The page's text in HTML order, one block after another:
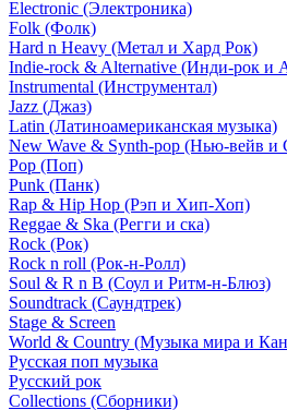
Electronic (Электроника)
Folk (Фолк)
Hard n Heavy (Метал и Хард Рок)
Indie-rock & Alternative (Инди-рок и
Instrumental (Инструментал)
Jazz (Джаз)
Latin (Латиноамериканская музыка)
New Wave & Synth-pop (Нью-вейв и
Pop (Поп)
Punk (Панк)
Rap & Hip Hop (Рэп и Хип-Хоп)
Reggae & Ska (Регги и ска)
Rock (Рок)
Rock n roll (Рок-н-Ролл)
Soul & R n B (Соул и Ритм-н-Блюз)
Soundtrack (Саундтрек)
Stage & Screen
World & Country (Музыка мира и
Русская поп музыка
Русский рок
Сollections (Сборники)